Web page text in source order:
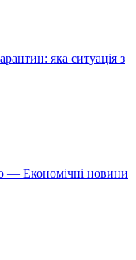
яка ситуація з
— Економічні новини